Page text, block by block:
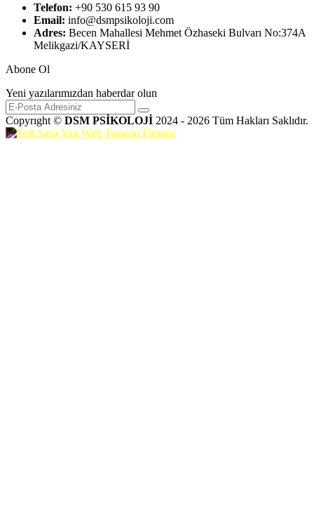
Telefon: +90 530 615 93 90
Email: info@dsmpsikoloji.com
Adres: Becen Mahallesi Mehmet Özhaseki Bulvarı No:374A
Melikgazi/KAYSERİ
Abone Ol
Yeni yazılarımızdan haberdar olun
Copyrıght © DSM PSİKOLOJİ 2024 - 2026 Tüm Hakları Saklıdır.